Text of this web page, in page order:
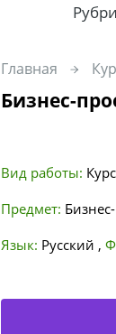
Главная
Бизнес-
Вид работы:
Предмет:
Язык: Русский ,